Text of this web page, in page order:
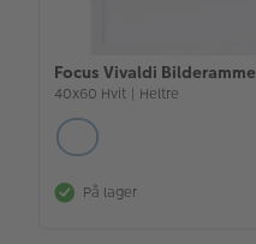
Focus Vivaldi Bilderamme
40x60 Hvit | Heltre
På lager